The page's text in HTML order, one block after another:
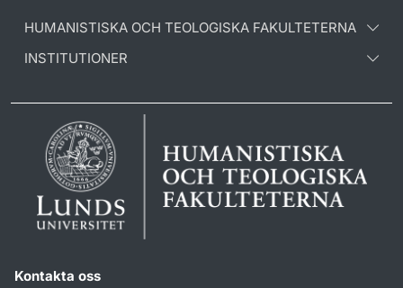
HUMANISTISKA OCH TEOLOGISKA FAKULTETERNA
INSTITUTIONER
Kontakta oss